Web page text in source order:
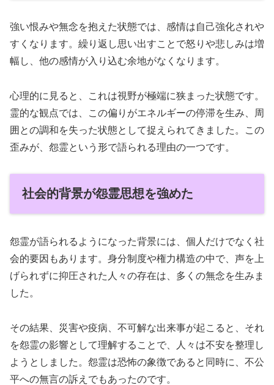
強い恨みや無念を抱えた状態では、感情は自己強化されや
すくなります。繰り返し思い出すことで怒りや悲しみは増
幅し、他の感情が入り込む余地がなくなります。
心理的に見ると、これは視野が極端に狭まった状態です。
霊的な観点では、この偏りがエネルギーの停滞を生み、周
囲との調和を失った状態として捉えられてきました。この
歪みが、怨霊という形で語られる理由の一つです。
社会的背景が怨霊思想を強めた
怨霊が語られるようになった背景には、個人だけでなく社
会的要因もあります。身分制度や権力構造の中で、声を上
げられずに抑圧された人々の存在は、多くの無念を生みま
した。
その結果、災害や疫病、不可解な出来事が起こると、それ
を怨霊の影響として理解することで、人々は不安を整理し
ようとしました。怨霊は恐怖の象徴であると同時に、不公
平への無言の訴えでもあったのです。